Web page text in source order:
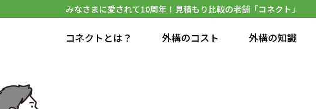
みなさまに愛されて10周年！見積もり比較の老舗「コネクト」
コネクトとは？ 外構のコスト 外構の知識